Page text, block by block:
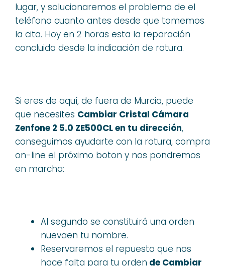
lugar, y solucionaremos el problema de el
teléfono cuanto antes desde que tomemos
la cita. Hoy en 2 horas esta la reparación
concluida desde la indicación de rotura.
Si eres de aquí, de fuera de Murcia, puede
que necesites Cambiar Cristal Cámara
Zenfone 2 5.0 ZE500CL en tu dirección,
conseguimos ayudarte con la rotura, compra
on-line el próximo boton y nos pondremos
en marcha:
Al segundo se constituirá una orden
nuevaen tu nombre.
Reservaremos el repuesto que nos
hace falta para tu orden de Cambiar